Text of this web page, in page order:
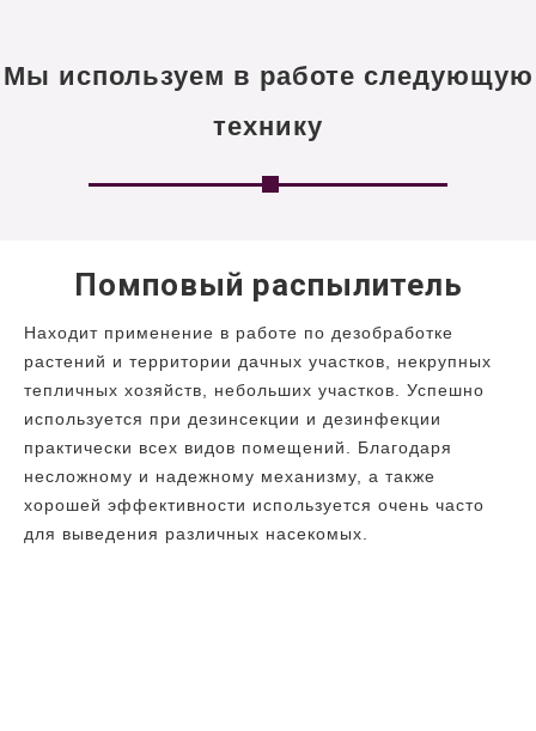
Мы используем в работе следующую
технику
Помповый распылитель
Находит применение в работе по дезобработке
растений и территории дачных участков, некрупных
тепличных хозяйств, небольших участков. Успешно
используется при дезинсекции и дезинфекции
практически всех видов помещений. Благодаря
несложному и надежному механизму, а также
хорошей эффективности используется очень часто
для выведения различных насекомых.